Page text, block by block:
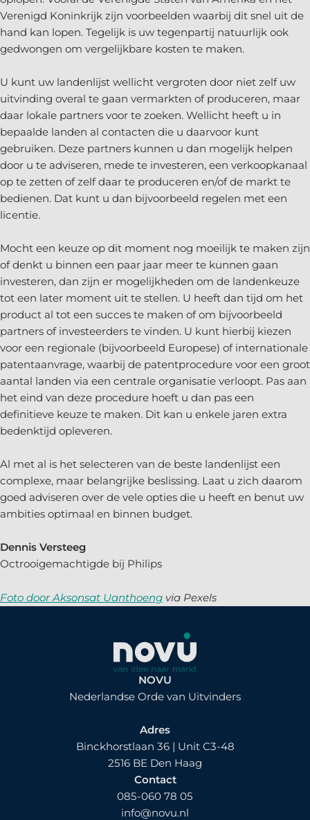
Verenigd Koninkrijk zijn voorbeelden waarbij dit snel uit de
hand kan lopen. Tegelijk is uw tegenpartij natuurlijk ook
gedwongen om vergelijkbare kosten te maken.
U kunt uw landenlijst wellicht vergroten door niet zelf uw
uitvinding overal te gaan vermarkten of produceren, maar
daar lokale partners voor te zoeken. Wellicht heeft u in
bepaalde landen al contacten die u daarvoor kunt
gebruiken. Deze partners kunnen u dan mogelijk helpen
door u te adviseren, mede te investeren, een verkoopkanaal
op te zetten of zelf daar te produceren en/of de markt te
bedienen. Dat kunt u dan bijvoorbeeld regelen met een
licentie.
Mocht een keuze op dit moment nog moeilijk te maken zijn
of denkt u binnen een paar jaar meer te kunnen gaan
investeren, dan zijn er mogelijkheden om de landenkeuze
tot een later moment uit te stellen. U heeft dan tijd om het
product al tot een succes te maken of om bijvoorbeeld
partners of investeerders te vinden. U kunt hierbij kiezen
voor een regionale (bijvoorbeeld Europese) of internationale
patentaanvrage, waarbij de patentprocedure voor een groot
aantal landen via een centrale organisatie verloopt. Pas aan
het eind van deze procedure hoeft u dan pas een
definitieve keuze te maken. Dit kan u enkele jaren extra
bedenktijd opleveren.
Al met al is het selecteren van de beste landenlijst een
complexe, maar belangrijke beslissing. Laat u zich daarom
goed adviseren over de vele opties die u heeft en benut uw
ambities optimaal en binnen budget.
Dennis Versteeg
Octrooigemachtigde bij Philips
Foto door Aksonsat Uanthoeng via Pexels
NOVU
Nederlandse Orde van Uitvinders
Adres
Binckhorstlaan 36 | Unit C3-48
2516 BE Den Haag
Contact
085-060 78 05
info@novu.nl